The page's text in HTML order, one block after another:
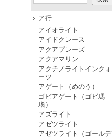
ア行
アイオライト
アイドクレース
アクアプレーズ
アクアマリン
アクチノライトインクォ
ーツ
アゲート（めのう）
ゴビアゲート（ゴビ瑪
瑙）
アズライト
アゼツライト
アゼツライト（ゴールデ